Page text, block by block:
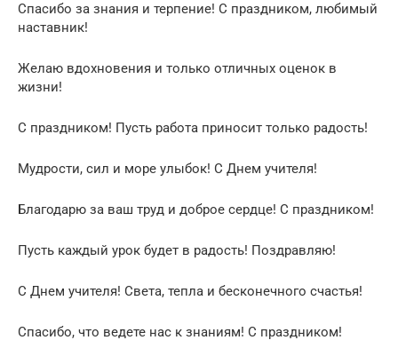
Спасибо за знания и терпение! С праздником, любимый
наставник!
Желаю вдохновения и только отличных оценок в
жизни!
С праздником! Пусть работа приносит только радость!
Мудрости, сил и море улыбок! С Днем учителя!
Благодарю за ваш труд и доброе сердце! С праздником!
Пусть каждый урок будет в радость! Поздравляю!
С Днем учителя! Света, тепла и бесконечного счастья!
Спасибо, что ведете нас к знаниям! С праздником!